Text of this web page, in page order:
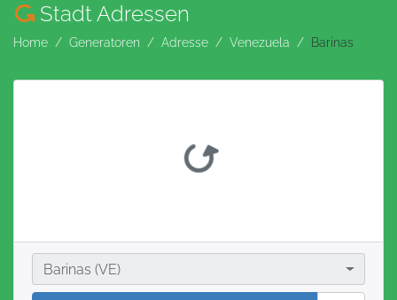
Stadt Adressen
Home Generatoren Adresse Venezuela Barinas
StadtBarinas (VE)